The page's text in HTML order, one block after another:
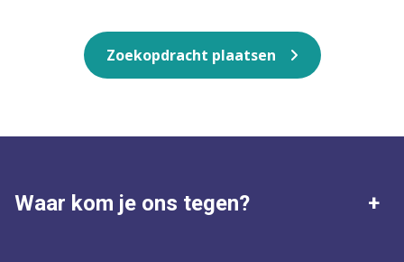
Zoekopdracht plaatsen
Waar kom je ons tegen?